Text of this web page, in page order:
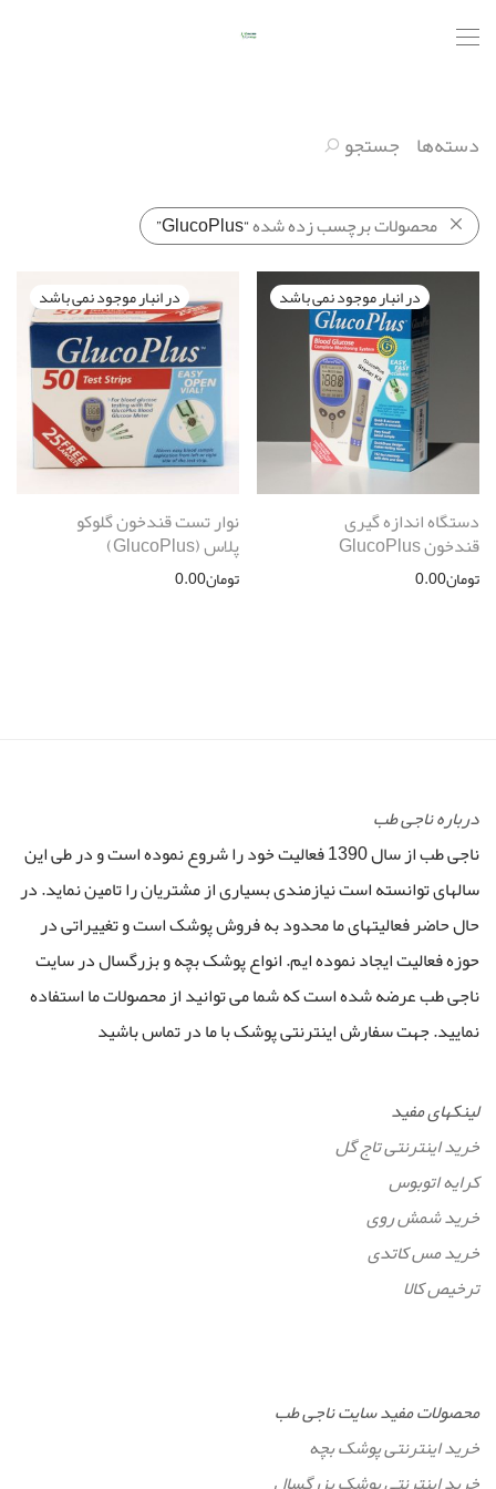
دسته‌ها جستجو
محصولات برچسب زده شده“GlucoPlus”
دستگاه اندازه گیری
قندخون GlucoPlus
تومان0.00
نوار تست قندخون گلوکو
پلاس (GlucoPlus)
تومان0.00
درباره ناجی طب
ناجی طب از سال 1390 فعالیت خود را شروع نموده است و در طی این
سالهای توانسته است نیازمندی بسیاری از مشتریان را تامین نماید. در
حال حاضر فعالیتهای ما محدود به فروش پوشک است و تغییراتی در
حوزه فعالیت ایجاد نموده ایم. انواع پوشک بچه و بزرگسال در سایت
ناجی طب عرضه شده است که شما می توانید از محصولات ما استفاده
نمایید. جهت سفارش اینترنتی پوشک با ما در تماس باشید
لینکهای مفید
خرید اینترنتی تاج گل
کرایه اتوبوس
خرید شمش روی
خرید مس کاتدی
ترخیص کالا
محصولات مفید سایت ناجی طب
خرید اینترنتی پوشک بچه